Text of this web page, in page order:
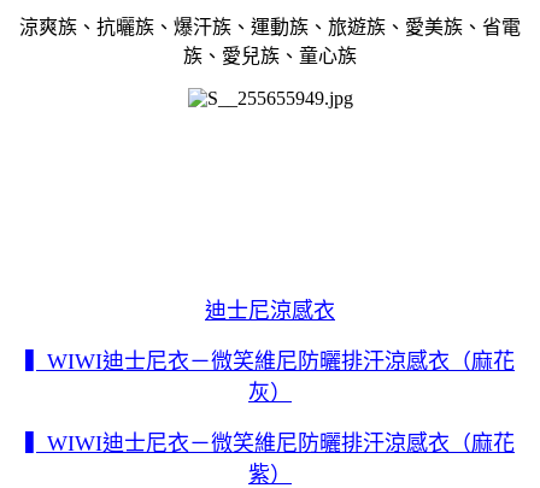
涼爽族、抗曬族、爆汗族、運動族、旅遊族、愛美族、省電
族、愛兒族、童心族
迪士尼涼感衣
▍WIWI迪士尼衣－微笑維尼防曬排汗涼感衣（麻花
灰）
▍WIWI迪士尼衣－微笑維尼防曬排汗涼感衣（麻花
紫）